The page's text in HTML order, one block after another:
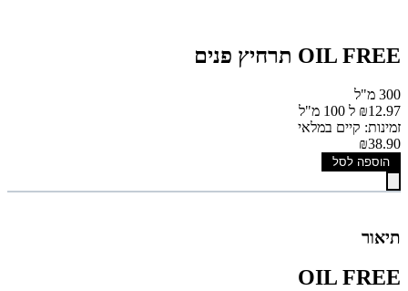
OIL FREE תרחיץ פנים
300 מ"ל
₪12.97 ל 100 מ"ל
זמינות: קיים במלאי
₪38.90
הוספה לסל
תיאור
OIL FREE